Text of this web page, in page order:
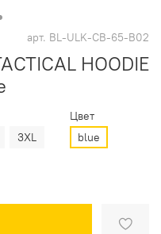
арт. BL-ULK-CB-65-B02
HOODIE
3XL
Цвет
blue